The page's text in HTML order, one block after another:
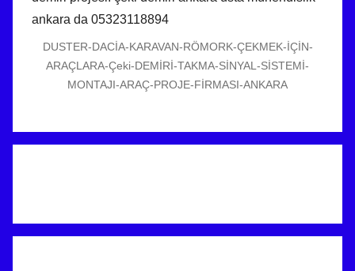
DUSTER-DACİA-KARAVAN-RÖMORK-ÇEKMEK-İÇİN-
ARAÇLARA-Çeki-DEMİRİ-TAKMA-SİNYAL-SİSTEMİ-
MONTAJI-ARAÇ-PROJE-FİRMASI-ANKARA